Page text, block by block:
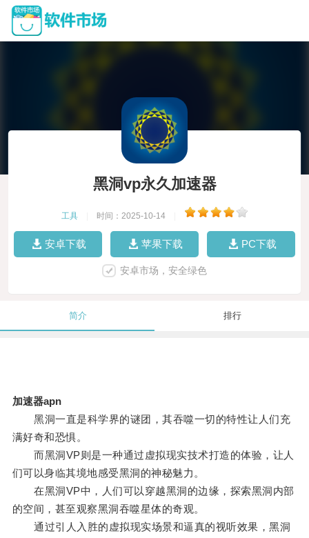
黑洞vp永久加速器
工具 时间：2025-10-14
安卓下载 苹果下载 PC下载
安卓市场，安全绿色
简介 排行
加速器apn
黑洞一直是科学界的谜团，其吞噬一切的特性让人们充
满好奇和恐惧。
而黑洞VP则是一种通过虚拟现实技术打造的体验，让人
们可以身临其境地感受黑洞的神秘魅力。
在黑洞VP中，人们可以穿越黑洞的边缘，探索黑洞内部
的空间，甚至观察黑洞吞噬星体的奇观。
通过引人入胜的虚拟现实场景和逼真的视听效果，黑洞